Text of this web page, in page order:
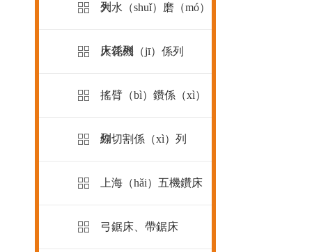
列
大水（shuǐ）磨（mó）
床係列
火花機（jī）係列
搖臂（bì）鑽係（xì）
列
線切割係（xì）列
上海（hǎi）五機鑽床
弓鋸床、帶鋸床